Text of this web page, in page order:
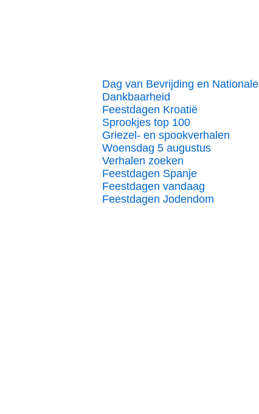
Dag van Bevrijding en Nationale
Dankbaarheid
Feestdagen Kroatië
Sprookjes top 100
Griezel- en spookverhalen
Woensdag 5 augustus
Verhalen zoeken
Feestdagen Spanje
Feestdagen vandaag
Feestdagen Jodendom